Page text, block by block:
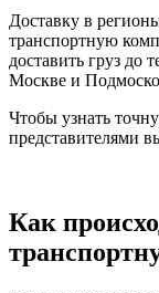
Доставку в
транспортную
доставить груз до
Москве и
Чтобы узнать
представителями
Как